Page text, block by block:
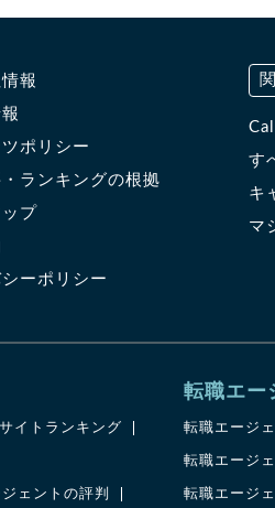
報
ポリシー
ランキングの根拠
プ
ーポリシー
す
キ
マ
イトランキング
ェントの評判
転職エー
転職エージ
転職エージ
転職エージ